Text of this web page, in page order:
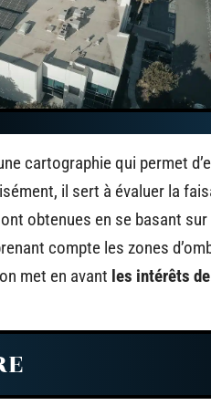
cartographie qui permet
il sert à évaluer la
obtenues en se basant
compte les zones
met en avant les intérêts